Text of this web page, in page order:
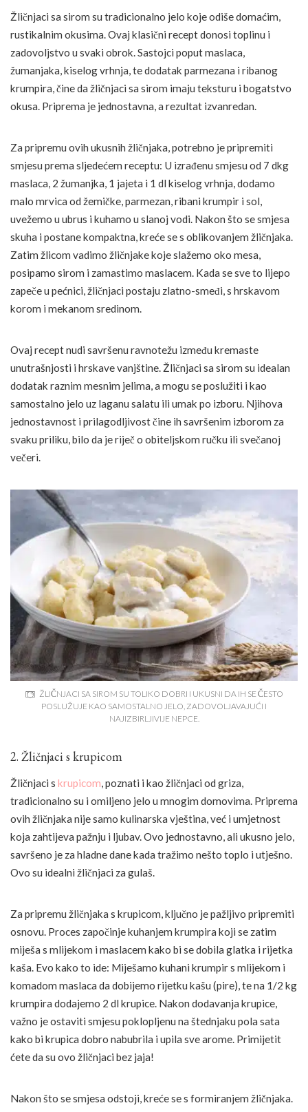
Žličnjaci sa sirom su tradicionalno jelo koje odiše domaćim,
rustikalnim okusima. Ovaj klasični recept donosi toplinu i
zadovoljstvo u svaki obrok. Sastojci poput maslaca,
žumanjaka, kiselog vrhnja, te dodatak parmezana i ribanog
krumpira, čine da žličnjaci sa sirom imaju teksturu i bogatstvo
okusa. Priprema je jednostavna, a rezultat izvanredan.
Za pripremu ovih ukusnih žličnjaka, potrebno je pripremiti
smjesu prema sljedećem receptu: U izrađenu smjesu od 7 dkg
maslaca, 2 žumanjka, 1 jajeta i 1 dl kiselog vrhnja, dodamo
malo mrvica od žemičke, parmezan, ribani krumpir i sol,
uvežemo u ubrus i kuhamo u slanoj vodi. Nakon što se smjesa
skuha i postane kompaktna, kreće se s oblikovanjem žličnjaka.
Zatim žlicom vadimo žličnjake koje slažemo oko mesa,
posipamo sirom i zamastimo maslacem. Kada se sve to lijepo
zapeče u pećnici, žličnjaci postaju zlatno-smeđi, s hrskavom
korom i mekanom sredinom.
Ovaj recept nudi savršenu ravnotežu između kremaste
unutrašnjosti i hrskave vanjštine. Žličnjaci sa sirom su idealan
dodatak raznim mesnim jelima, a mogu se poslužiti i kao
samostalno jelo uz laganu salatu ili umak po izboru. Njihova
jednostavnost i prilagodljivost čine ih savršenim izborom za
svaku priliku, bilo da je riječ o obiteljskom ručku ili svečanoj
večeri.
ŽLIČNJACI SA SIROM SU TOLIKO DOBRI I UKUSNI DA IH SE ČESTO
POSLUŽUJE KAO SAMOSTALNO JELO, ZADOVOLJAVAJUĆI I
NAJIZBIRLJIVIJE NEPCE.
2. Žličnjaci s krupicom
Žličnjaci s krupicom, poznati i kao žličnjaci od griza,
tradicionalno su i omiljeno jelo u mnogim domovima. Priprema
ovih žličnjaka nije samo kulinarska vještina, već i umjetnost
koja zahtijeva pažnju i ljubav. Ovo jednostavno, ali ukusno jelo,
savršeno je za hladne dane kada tražimo nešto toplo i utješno.
Ovo su idealni žličnjaci za gulaš.
Za pripremu žličnjaka s krupicom, ključno je pažljivo pripremiti
osnovu. Proces započinje kuhanjem krumpira koji se zatim
miješa s mlijekom i maslacem kako bi se dobila glatka i rijetka
kaša. Evo kako to ide: Miješamo kuhani krumpir s mlijekom i
komadom maslaca da dobijemo rijetku kašu (pire), te na 1/2 kg
krumpira dodajemo 2 dl krupice. Nakon dodavanja krupice,
važno je ostaviti smjesu poklopljenu na štednjaku pola sata
kako bi krupica dobro nabubrila i upila sve arome. Primijetit
ćete da su ovo žličnjaci bez jaja!
Nakon što se smjesa odstoji, kreće se s formiranjem žličnjaka.